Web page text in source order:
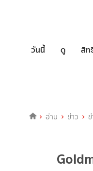
วันนี้ ดู สิท
อ่าน ข่าว